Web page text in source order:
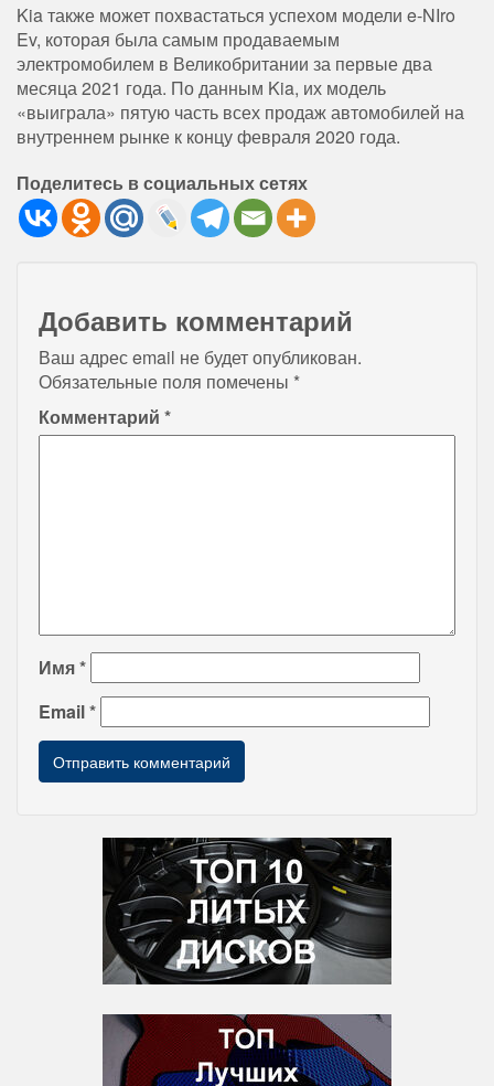
Kia также может похвастаться успехом модели e-NIro
Ev, которая была самым продаваемым
электромобилем в Великобритании за первые два
месяца 2021 года. По данным Kia, их модель
«выиграла» пятую часть всех продаж автомобилей на
внутреннем рынке к концу февраля 2020 года.
Поделитесь в социальных сетях
Добавить комментарий
Ваш адрес email не будет опубликован.
Обязательные поля помечены *
Комментарий *
Имя*
Email*